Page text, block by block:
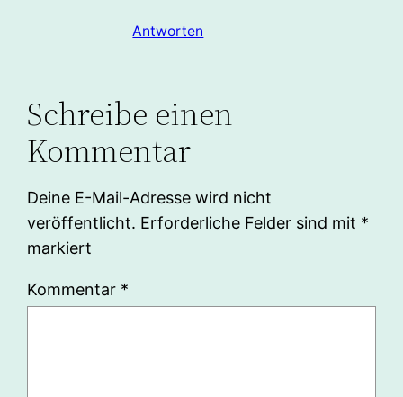
Antworten
Schreibe einen
Kommentar
Deine E-Mail-Adresse wird nicht
veröffentlicht. Erforderliche Felder sind mit *
markiert
Kommentar *